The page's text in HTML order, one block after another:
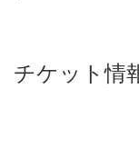
チケット情